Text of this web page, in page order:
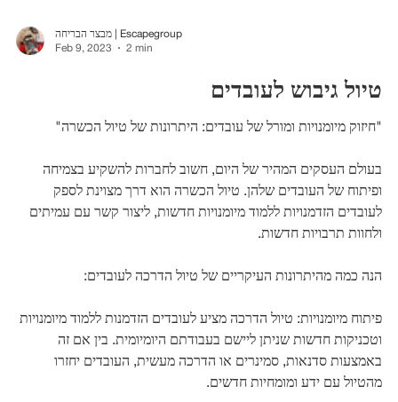
מבצר הבריחה | Escapegroup
Feb 9, 2023
2 min
טיול גיבוש לעובדים
"חיזוק מיומנויות ומורל של עובדים: היתרונות של טיול הכשרה"
בעולם העסקים המהיר של היום, חשוב לחברות להשקיע בצמיחה
ופיתוח של העובדים שלהן. טיול הכשרה הוא דרך מצוינת לספק
לעובדים הזדמנויות ללמוד מיומנויות חדשות, ליצור קשר עם עמיתים
ולחוות תרבויות חדשות.
הנה כמה מהיתרונות העיקריים של טיול הדרכה לעובדים:
פיתוח מיומנויות: טיול הדרכה מציע לעובדים הזדמנות ללמוד מיומנויות
וטכניקות חדשות שניתן ליישם בעבודתם היומיומית. בין אם זה
באמצעות סדנאות, סמינרים או הדרכה מעשית, העובדים יחזרו
מהטיול עם ידע ומומחיות חדשים.